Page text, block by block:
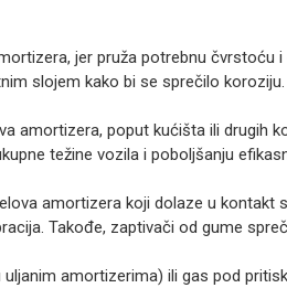
jer pruža potrebnu
slojem kako bi se sprečilo
amortizera, poput kućišta ili drugih
težine vozila i poboljšanju
amortizera koji dolaze u kontakt
Takođe, zaptivači od gume
amortizerima) ili gas pod